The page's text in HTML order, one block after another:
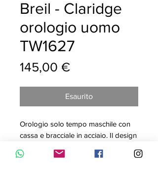
Breil - Claridge
orologio uomo
TW1627
145,00 €Prezzo
Esaurito
Orologio solo tempo maschile con
cassa e bracciale in acciaio. Il design
allungate garantiscono l'armonia